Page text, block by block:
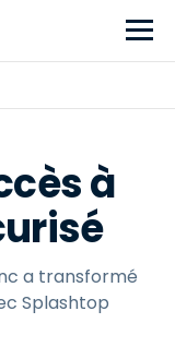
à
a transformé
Splashtop